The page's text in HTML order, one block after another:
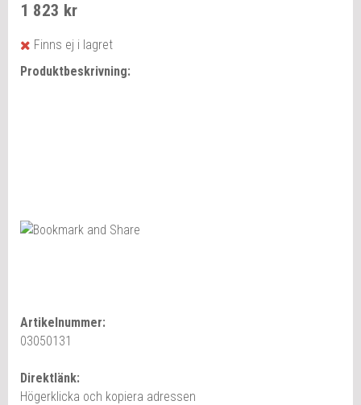
1 823 kr
Finns ej i lagret
Produktbeskrivning:
Artikelnummer:
03050131
Direktlänk:
Högerklicka och kopiera adressen